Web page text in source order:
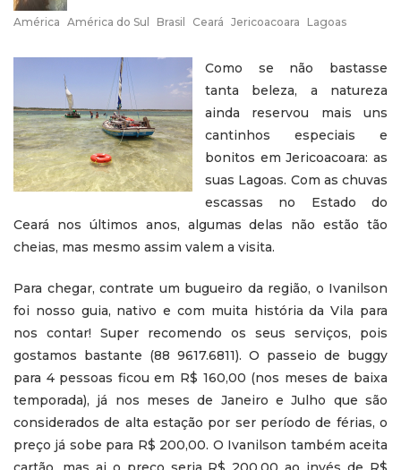
América América do Sul Brasil Ceará Jericoacoara Lagoas
Como se não bastasse
tanta beleza, a natureza
ainda reservou mais uns
cantinhos especiais e
bonitos em Jericoacoara: as
suas Lagoas. Com as chuvas
escassas no Estado do
Ceará nos últimos anos, algumas delas não estão tão
cheias, mas mesmo assim valem a visita.
Para chegar, contrate um bugueiro da região, o Ivanilson
foi nosso guia, nativo e com muita história da Vila para
nos contar! Super recomendo os seus serviços, pois
gostamos bastante (88 9617.6811). O passeio de buggy
para 4 pessoas ficou em R$ 160,00 (nos meses de baixa
temporada), já nos meses de Janeiro e Julho que são
considerados de alta estação por ser período de férias, o
preço já sobe para R$ 200,00. O Ivanilson também aceita